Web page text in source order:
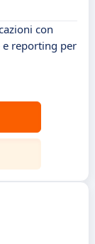
con
reporting per